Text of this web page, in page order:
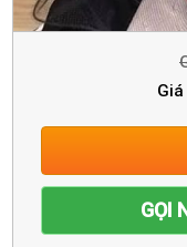
GỌI